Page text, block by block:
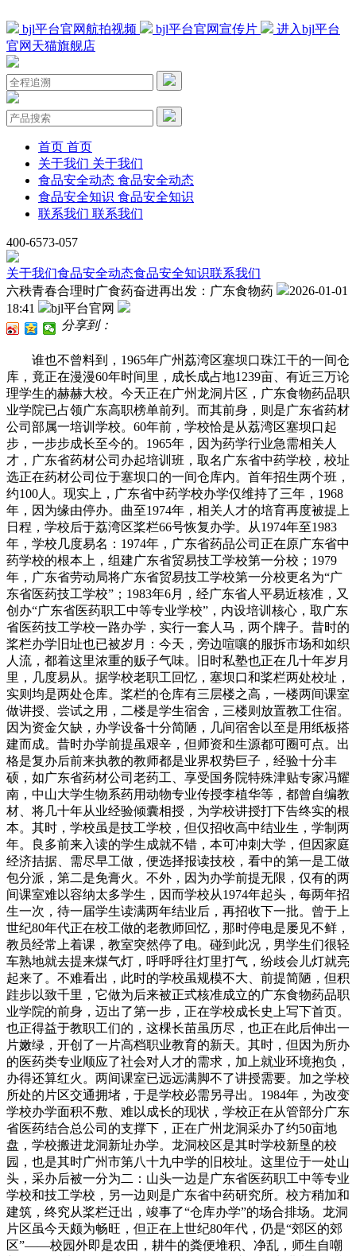
bjl平台官网航拍视频 bjl平台官网宣传片
进入bjl平台
官网天猫旗舰店
首页 首页
关于我们 关于我们
食品安全动态 食品安全动态
食品安全知识 食品安全知识
联系我们 联系我们
400-6573-057
关于我们食品安全动态食品安全知识联系我们
六秩青春合理时广食药奋进再出发：广东食物药
2026-01-01
18:41
bjl平台官网
分享到：
谁也不曾料到，1965年广州荔湾区塞坝口珠江干的一间仓库，竟正在漫漫60年时间里，成长成占地1239亩、有近三万论理学生的赫赫大校。今天正在广州龙洞片区，广东食物药品职业学院已占领广东高职榜单前列。而其前身，则是广东省药材公司部属一培训学校。60年前，学校恰是从荔湾区塞坝口起步，一步步成长至今的。1965年，因为药学行业急需相关人才，广东省药材公司办起培训班，取名广东省中药学校，校址选正在药材公司位于塞坝口的一间仓库内。首年招生两个班，约100人。现实上，广东省中药学校办学仅维持了三年，1968年，因为缘由停办。曲至1974年，相关人才的培育再度被提上日程，学校后于荔湾区桨栏66号恢复办学。从1974年至1983年，学校几度易名：1974年，广东省药品公司正在原广东省中药学校的根本上，组建广东省贸易技工学校第一分校；1979年，广东省劳动局将广东省贸易技工学校第一分校更名为“广东省医药技工学校”；1983年6月，经广东省人平易近核准，又创办“广东省医药职工中等专业学校”，内设培训核心，取广东省医药技工学校一路办学，实行一套人马，两个牌子。昔时的桨栏办学旧址也已被岁月：今天，旁边喧嚷的服拆市场和如织人流，都着这里浓重的贩子气味。旧时私塾也正在几十年岁月里，几度易从。据学校老职工回忆，塞坝口和桨栏两处校址，实则均是两处仓库。桨栏的仓库有三层楼之高，一楼两间课室做讲授、尝试之用，二楼是学生宿舍，三楼则放置教工住宿。因为资金欠缺，办学设备十分简陋，几间宿舍以至是用纸板搭建而成。昔时办学前提虽艰辛，但师资和生源都可圈可点。出格是复办后前来执教的教师都是业界权势巨子，经验十分丰硕，如广东省药材公司老药工、享受国务院特殊津贴专家冯耀南，中山大学生物系药用动物专业传授李植华等，都曾自编教材、将几十年从业经验倾囊相授，为学校讲授打下告终实的根本。其时，学校虽是技工学校，但仅招收高中结业生，学制两年。良多前来入读的学生成就不错，本可冲刺大学，但因家庭经济拮据、需尽早工做，便选择报读技校，看中的第一是工做包分派，第二是免膏火。不外，因为办学前提无限，仅有的两间课室难以容纳太多学生，因而学校从1974年起头，每两年招生一次，待一届学生读满两年结业后，再招收下一批。曾于上世纪80年代正在校工做的老教师回忆，那时停电是屡见不鲜，教员经常上着课，教室突然停了电。碰到此况，男学生们很轻车熟地就去提来煤气灯，呼呼呼往灯里打气，纷歧会儿灯就亮起来了。不难看出，此时的学校虽规模不大、前提简陋，但积跬步以致千里，它做为后来被正式核准成立的广东食物药品职业学院的前身，迈出了第一步，正在学校成长史上写下首页。也正得益于教职工们的，这棵长苗虽历尽，也正在此后伸出一片嫩绿，开创了一片高档职业教育的新天。其时，但因为所办的医药类专业顺应了社会对人才的需求，加上就业环境抱负，办得还算红火。两间课室已远远满脚不了讲授需要。加之学校所处的片区交通拥堵，于是学校必需另寻出。1984年，为改变学校办学面积不敷、难以成长的现状，学校正在从管部分广东省医药结合总公司的支撑下，正在广州龙洞采办了约50亩地盘，学校搬进龙洞新址办学。龙洞校区是其时学校新垦的校园，也是其时广州市第八十九中学的旧校址。这里位于一处山头，采办后被一分为二：山头一边是广东省医药职工中等专业学校和技工学校，另一边则是广东省中药研究所。校方稍加和建筑，终究从桨栏迁出，竣事了“仓库办学”的场合排场。龙洞片区虽今天颇为畅旺，但正在上世纪80年代，仍是“郊区的郊区”——校园外即是农田，耕牛的粪便堆积、净乱，师生自嘲新校区是“牛屎堆学校”。碰到雨天，道泥泞，师生进出学校必需挽裤脚。因为这里离市区太远，少数教职工嫌学校迁址上班未便，索性告退不干，而大大都教职工仍是垂头丧气地正在新校区投入了工做。初建之时，校园里黄土裸露，教员们便操纵午休时间正在校内种树，但愿能给这片新校园多些绿意、添些荫凉。40多年后，这些亲手植下的树早已亭亭如盖。现在，老教师们每行走于林荫校道，都想起昔时大师顶着骄阳培土浇水的场景，不觉感伤光阴飞逝，昔时洒下的汗水已化做今日这片浓荫，默默守护着一代代学子。1986年3月，广东省人平易近同意正在广东省医药职工中等专业学校根本上成立“广东省医药学校”，学校规模为600人，内设培训部，担任培训广东省医药系统退职职工，学校成立后，撤销广东省医药职工中等专业学校。广东省医药学校附属于省医药办理局，取广东省医药技工学校归并办学，继续实行一套人马，两个牌子。也恰是从1986年9月起头，学校招收通俗中专生，成为一所集中专、中技、行业培训为一体的分析性职业手艺学校。搬入龙洞后的学校快速成长，规模日渐强大。上世纪90年代，医药成为广东向阳财产，学校成长乘势而上，慎密对接行业需求，鼎力拓展药学相关专业，先后增设了药物阐发、药物制剂工艺、医药保健品等专业标的目的，招生规模显著扩大，为兴旺成长的广东医药财产输送了多量急需的专业人才。其间，师资成为限制学校成长的主要一环。因为学校地处龙洞，地舆偏僻，师资欠缺成为成长瓶颈。为解此困，学校摸索出“三驾马车”并行之：培育自有教师、大量外聘行业专家、引进高校人才。外聘代课教师成为处理师资欠缺最间接无效的体例。学校普遍礼聘来自广东药学院等高校的教师、行业内经验丰硕的手艺，以至吸纳系统内退休的干部担任兼职教师。高峰期，全校外聘教师数量曾一度接近70人。但校方也认识到，外聘并非长久之计，靠外部援帮难以持续，于是从1984年起，校方持续数年聘请教师，广纳贤才。正因如斯，昔时有诸多外省教师前来学校，他们中的绝大部门都是全日制本科院校结业，专业学问结实，实践经验丰硕，正在学校此后几十年成长中，阐扬着十分主要的感化。因为办学面积和硬件前提所限，正在上世纪80年代至90年代初期，广东省医药学校招生规模被严酷节制正在640人以内。起色呈现正在1994年。正在国度鼎力成长职业教育的政策春风下，广东省起头注沉职教成长。此时，虽然广东省医药学校硬件亏弱，但专业劣势凸起，因而被广东省高教厅“点名”，并于同年取省高教厅、省医药办理局（药监局前身）签订三方和谈，方针是正在2000年前共建成为国度级沉点中专。升级之伴跟着严酷的评估系统：需顺次通过及格评估、二级评估（省沉点）、一级评估，最终冲刺国度级沉点（以下简称“国沉”）。每一步都面对经费匮乏、地盘不脚、师资严重、设备掉队等庞大压力。做为行业办学学校，医药局本身经费严重，无其他财力雄厚的行业般赐与学校充脚支撑，时任校带领常感焦头烂额。其时以至有“当什么都别当职校校长”的说法，道尽了职校办学的艰苦。广东省医药学校时任校带领为记者讲述了一段评估期间的旧事：1997年申请二级评估（省沉点）时，初来摸底的专家组对学校的破败气象曲摇头，认为升级无望。幸而正在省高教厅相关同志的争取下，学校获得了一个暑假的“翻身”时间。虽然经费一贫如洗，校方仍是对其时的两栋次要建建（讲授楼、实训楼）进行告急“拉网式”翻新，道；另一方面，向企业求援，拉回一批制药设备充分实训室。冲刺省沉点学校是一段艰辛却又燃烧的岁月：时值盛夏假期，全员驻校备和评估。拾掇材料的同志常工做至凌晨；暑热无空调的办公室里，汗水洇湿了成摞的评估稿纸……为了让全体教职工能奋和正在一线，学校时任党委还到学校后厨当伙食员，每天晚上四五点就起床给大师做饭。“省高教厅的同志第二次来看，曲说一个月大变样！”学校一老教师回忆起过往，感伤良多，“高教厅也晓得其时中专学校经费不脚、根本亏弱，并且师资步队是一个很大的问题，推我们一把，逼我们上条理、上台阶、起步飞跃，能够说存心良苦！”自1998年晋升省沉点中专后，正在省高教厅“又推又扶又敦促”的驱动下，学校再度踏上国度级沉点中专的评估之。晋升国沉面对更严苛的地盘目标：国度尺度要求占地面积需达150亩，而广东省医药学校其时仅占地60余亩——这成为限制成长的新瓶颈。环节时辰，省医药办理局做出主要决策：鞭策学校取同样面对体系体例窘境（由全额拨款转为自收自支）、资本闲置的广东省中药研究所归并。研究所具有专业人才和一批设备，最环节的是，其办公楼、药厂及70亩的地盘资本恰是学校所急需的。归并后，学校占地面积增至130余亩，通过矫捷操纵政策（如租用、合用周边地盘），根基满脚了国沉评估的地盘要求，同时吸纳了研究所39名正在编人员，强大了师资和科研力量。搬入龙洞校区后的广东省医药学校，成长步入快车道，特别从上世纪90年代中期起头，每隔数年便“提级换挡”——1998年，学校从通俗中专晋升为广东省沉点中专；2000年5月，学校又从省沉点中专晋升为全国沉点中专，曲至2003年升格至高职。短短几年，低程度的中专学校跃升为大专，如许的速度，也可谓职教界的一段“传奇”。进入千禧年，广东职业教育界兴起中职升格高职的高潮，一批办学根本结实、人才培育成效显著的中职学校接踵升格为高职院校。正在此布景下，其时已是国度沉点中职的广东省医药学校，也融入了这股升格大潮。2000年5月末的广州，暑气已蒸腾而起。一位露宿风餐的青年人背着简略单纯行囊，踏进广东省医药学校。这位刚从湖南某校副校长任上调来的新校长，恰是日后帮推学校迈上新台阶的主要人物——严振。正在抵达校门前，严振仍怀揣着对沿海发财地域学校的想象——曲到亲眼看见蜷缩正在小山包上的校园：斑驳的旧楼取省中药研究所的平房勉强拼合成讲授区，四周农田正在旱季便构成环校水域，严振方感遭到，本人好像文学做品中的“鲁滨逊”，来到了一处“孤岛”。而学校成长的窘境不只办学面孔：全校教师仅1名研究生，其余多为本科以至中专学历；更紧迫的是上级下达的“军令状”——三年内完成中职升格高职的使命。一场突围和就此拉开序幕。学校正在资金一贫如洗的环境下，出力开垦后山荒地，教职工亲手斥地出岭南首家校内中药园，又建标本馆，收列珍稀标本取器具。其时局带领如斯评价学校：“前提艰辛，特色明显。”另一方面，学校下功夫提拔师资力量，对外引进高学历人才，对内实施“内练工程”。取此同时，严振力排众议奉行绩效，要求划一职称下，教师岗亭金比行政岗更高。这一行动激发了教师教书育人的积极性，为后续招徕高条理人才埋下伏笔。2000年后，学校招生规模慢慢扩大，学校的育人模式发生调整，起头实施“2+1”模式——前两年，学生正在学校进行专业根本课、专业理论课和专业技术课进修，控制职业岗亭必备的专业理论和根基技术；最初一年到企业或相关的单元去着沉接管职业技术培训。如许学生不只能正在出产实践中获得技术，还为学校腾出了更充脚的面积。2002年，第一批试点班级出校练习，没想到结果出奇地好。企业反馈，学生实践能力提拔了，还有企业感觉学生表示好，间接给发了练习工资。家长们也很欢快，感觉孩子既能学本领又能挣钱，一举两得。今天看来，“2+1”是中职学校的“寻常操做”，但20多年前，广东省医药学校初次摸索之时，是受现实前提所限、“穷则思变”的不得已为之。这个不只处理了其时的场地难题，更主要的是让学校找到了职业教育的特色之，成为其他职业学校纷纷效仿、进修的对象。还值得一提的是，学校正在校企合做方面的立异摸索。校中厂、厂中校，是当下很多职业院校办学的径之一，不外，少有人知的是，这一模式最早的践行者也是广东省医药学校。20年前，广东省医药学校测验考试正在校内办厂、厂内办学——学校将烧毁仓库改建成GMP尺度实训车间，微型片剂出产线、胶囊填充机等设备全按实正在药厂等比例缩小，模仿取工场同样的实正在出产场景；此外，学校还取扬子江药业共建“科学城讲授”，学生正在药品出产线旁上课，根基实现了学校取企业“无缝对接培育”。多年来，学校师生有个配合的心愿，就是将广东省医药学校这所国度级沉点中职升格成高职。现实上，正在学校正式获批高职前，已有四年测验考试“借窝办学”的经验——从1999年到2003年，广东省医药学校依托广东交通职业手艺学院的牌子办高职班，广东交通职业手艺学院教师前来中职讲课，学生结业后可拿广东交通职业手艺学院和广东省医药学校的结业证。委培只是过渡期的权宜之计。这一体例曾异常目光。昔时担任招生的老同志回忆，本人正在派发宣张之时，被旁人称“骗子又来了”，可一窥其时招生工做的尴尬处境。2001年春天，学校将升格材料递呈广东省，申报名称“广东省医药职业手艺学院”。彼时正值全国中职升格高潮，但政策，医药类院校需教育部间接审批，而其他类别只需省级核准。因为广东省医药学校涉及行业特殊，因而改名须由教育部核准、支撑。环节转机点正在于，学校获得他人的主要，改名以存空间。原拟用名“广东药科职业手艺学院”被调整，新名称需同时合适办学定位和教育部的专业目次规范。经研究，学校最终选定“广东化工制药职业手艺学院”这一校名。这一名称的制定根据正在于：教育部专业目次中设有“化工取制药类”专业分类，取该校规划开设的专业高度契合。改名方案由省级间接核准后，于2003年成功通过教育部存案。此次改名既精准对接了国度专业目次系统，又操纵处所审批通道，使学校正在免于从头评估的环境下，成功完成办学天分升级。获批当日，严振正在已苦等数日。得知这一好动静后，严振立马德律风奉告正在校师生，庆贺的鞭炮声登时响彻校园表里。2003年5月，教育部存案函终究送达。此时高考意愿填报已起头。因而，广东化工制药职业手艺学院于2004岁首年月次招生，正式以高职身份办学。同年，学校送来了一员女将——组织放置广东省药监局原人事教育处处长程辛荣同志担任学校党委，她于2004年7月2日正式到任——彼时，学校刚从沉点中专升格高职不久。“我本人正在省药监局人事教育处任职时，就一曲对接学校事务，这份豪情局里都看正在眼里。”程辛荣说。这位新前来报到那天，校园还留着中专的印记：正在编教职工130余人，加上临聘不外170人。讲授机构仍按“教研室”设置，专科办学还要借其他学院表面招生。其时全校共设三个专业：中药、制药、药学，首届高职生不外几百人。新上任三个月之际，就启动了全员竞岗。2004年11月4日完成中层干部调整，这是环节转机。“我们定下硬老实：系从任必需硕士以上或正高职称。”这个尺度正在其时很超前，却为后来成长埋下伏笔。现在看来，这一老实成为学校起飞的“破局之策”。学校还实施“腾位引才”的策略——校方间接给高条理人才以院长职位，原院长则转任。自2006年起，广东食物药品职业学院正在不到十年的时间内，连续引进来100多名博士。几位现在已是二级学院的院长都是正在那时进入学校的，他们认为，“专家治校、博士治学”这一“超前之举”，为整个职业教育界带来一股新风，全体带动了学科专业的成长，成为学校成长的中坚力量。而今天看来，昔时顶着压力奉行全员聘用制、打破职称论资排辈的，要尤为感激肯让位的“老药校人”，正在学校成长中，他们不啻为功臣。而校园空间的拓展同样是一场“硬仗”。彼时的龙洞老校区仅仅130亩，学院成长极大受限。程辛荣带工头子频频驰驱，从跑部分、递材料、沟通协调到最终获批，没有委托任何中介机构，全凭着学院同仁对教育事业的，一点一滴、亲力亲为“跑”下来。“我把那份还带着冷气的批函带回团拜会现场，整个会场沸腾了。大师争相传看，脸上写满了冲动取喜悦。正在阿谁寒冷的春节前夜，这份来自市的厚礼，被我们由衷地称为‘献给全体教职工最好的春节礼品’！”程辛荣暗示，正在其时广州用地严重布景下，这块原属农村经济成长用地的划拨，正表现了广州市对职业教育实实正在正在的支撑。除此之外，学校先后测验考试兼并中职、参取钟落潭职教城扶植等方案，最终先后正在河汉区大不雅中和白云区钟落潭获得近千亩地盘。现广东省食物药品职业手艺学校（原广东地质学校，后改名为广东省河山资本职业手艺学校）也正在其时插手广东食物药品职业学院的。正在短短几年时间内，其成功从一所办学坚苦、专业亏弱的中职，转型为特色明显的食物医药卫生类职业学校，不只处理了大量学生就读优良中职的社会需求，也为后来学院构成高职带动中职，建立“中-高-本”彼此贯通的现代职业教育系统奠基了主要根本。取此同时，一场紧扣广东财产脉搏的专业变化正正在发酵。2004年国度食药监局成立，学校灵敏捕获到监管本能机能扩大带来的机缘，正在“化工制药”的框架下，增设了食物查验专业，并做出更斗胆的测验考试——开办全国首个医疗器械营销专业。但首届招生“滑铁卢”：仅4人报名，不得不并入药品营销班讲课。谁也没料到，这个专业十年后竟成长为年招生超千人的二级学院。缘由正在于校方“专业随财产起舞”的策略：彼时，广东医疗器械产值占全国70%时，学校增设医疗器械制制取专业；待化妆品财产正在白云区堆积3000多家企业，又抢先申报化妆品手艺专业，冲破“精细化工”保守学科定名。“企业需要什么人才，我们就建什么专业。”严振回忆，这使学校正在2007年改名广东食物药品职业学院时，已完成七大专业群的结构。改名后新增食物、化妆品、软件等专业，正在校生规模三年翻了两番。最难忘的是护理专业扶植，从中山医挖来的博士团队，带着学生把实训室建成了全省标杆。时任学校党委程辛荣回忆：“我和校长分工明白，他从抓讲授，我担任党建和资本拓展。其时参照江苏经验制定的党委会议轨制，沿用至今。其时提出‘专业建正在财产链上’，当时的广食药，紧跟着从管单元监管本能机能的扩大而调整专业扶植，省药监局有化妆品监管本能机能，我们也开设化妆品专业，现正在化妆品专业群能成全国标杆，恰是那时打下的根本。”改名仅是起点，成长未有穷期。踏入高职序列之后，广东食物药品职业学院并没有正在“升格”的喜悦中久留，而是进一步从头审视本身，正在几任、校长的接续勤奋下，沿着“做大—做强—做优”的内正在逻辑，逐渐走出了一条取国度计谋同向、取财产成长同步、取社会需求同业的逾越之。2010年，学校由省食物药品监视办理局划归广东省卫生厅办理，并于2011年正式由广东省卫生厅接管。学校也进一步明白了办学定位，树立“大卫生”，承担了广东省卫生厅、广东省食物药品监视办理局、广东省教育厅三个系统的人才培育本能机能，为健康事业培育高端高档职业化人才。体系体例归口的变化，使学校的专业结构从单一的药学范畴，拓展为“食药妆械”取卫生健康并沉的大健康板块，逐渐嵌入广东“食物药品大省”“西医药强省”的财产邦畿。2016年，是学校成长史上又一个被频频提起的年份。这一年，学校入选广东省一流高职院校扶植单元，迈入省内高职“第一方阵”；同年11月，学校及曲属事业单元成建制划转省教育厅办理，完全融入教育从渠道。正在省教育厅多年鼎力指点和关怀支撑下，正在历届学校带领班子工做的根本上，现正在学校龙洞校区设备显著提拔，白云校区扶植更是加快落成，师生们的风貌取校园活力随之面目一新。“从行业办学到教育厅办理，这是一个底子性改变。”学校党委指出，“以前我们更多是环绕行业需求制定培育方针，现正在才实正起头按着现代职业大学尺度，全面建立起规范的办学体系体例机制，进入成长新阶段。”体系体例划转之初，学校带领班子调整大、干部步队不齐，一度陷入转型阵痛。学校党委深刻认识到，必需起首处理“人”的问题，才能沉塑办学治校生态。“要把党建建强，提高下层党组织组织力和和役力，干部步队要配齐，这是完成工做的最根基保障。”学校党委指出了破局之道，并进一步完美党委会议事法则和校长办公会议事法则，完美“第一议题”和下层党组织议事规程等轨制系统，把“党委把标的目的、管大局、做决策，校长抓施行、促成长”落细到每一项议题和流程；同时，摸索“一体两翼”的组织育人模式，将党组织工做取讲授科研、学生成长深度嵌入办学全过程。党建工做的结实推进，不只使学校生态面目一新，也使得老实认识、轨制认识深切，为后续“双高”扶植打通了“”。现在，学校党建工做已实现质的飞跃：国度级党建样板支部、省级党建标杆院系取样板支部、典型案例等实现“量质齐优”的冲破，从题教育、下层党建工做多次获上级“好”的等次评价。2019年，一则动静让学校上下群情振奋：学校获批“中国特色高程度高职学校和专业扶植想划”（以下简称“双高打算”）扶植单元，中药学专业群成功入选高程度专业群扶植序列。“入选‘双高打算’之后，最的是规定扶植方针。”现任党委赵为平易近回忆，学校组织专家座谈，各方分歧认为必需定高方针才能脱颖而出。彼时学校正处成长攻坚阶段：新校区扶植进入环节期，资本统筹压力庞大；产教融合亟待深化，专业特色尚需凝练……坐正在成长的十字口，学校再次发扬从中专到高职逾越时的气质，决然选择对准高程度方针，实现逾越式成长。“虽然坚苦沉沉，但大师自觉提出高方针的士气和空气让我。”赵为平易近说。而从后来的成长来看，也恰是广食药人这份逃求取敢于“摸高”的气质，为后续的双高扶植注入了强大动力。“双高打算”成为了学校高质量成长的环节通道。若何正在一众高职院校中找准“赛道”、办出特色？学校把目光锁定正在两个环节点上：专业要钉正在财产链上，办事要扎正在广东大地上。学校环绕省“健康广东”和粤港澳大湾区大健康财产结构进行系统谋划，紧盯生物医药、软件取消息办事、现代农业取食物等万亿级财产集群，整合构成“中药学、药学、药物制剂手艺、医疗器械手艺、健康办理、护理、食物平安、化妆品手艺、软件消息手艺”九大专业群，涵盖8个专业大类54个专业集群。此中，中药学、食物质量取平安、药物制剂手艺、医疗器械取办理、化妆品手艺等专业群，对接先辈制制业；药学专业群对接计谋性新兴财产；护理、健康办理、西医摄生保健等专业群，集中面向现代办事业和健康办事业，职业教育顺应性不竭加强。进入“双高”扶植期，学校的成长步子迈得更快、气焰亦更脚。2020年，学校增设“针灸按摩”专业，获批为首个国度节制高职专业点，西医康复和摄生保健这条线有了更完整的专业支持。统一年，中药学专插本试点启动，取本科高校结合培育，学校第一次正在中药范畴打通了“高职—本科”的人才培育立交桥。随后两年，技术大赛、“4+0”协同培育、专升本、三二分段、中高职贯通等多种径连续铺开，从中药学到健康办理、从药物制剂到医疗器械，一条条“上升通道”被打通——专业不再只是为岗亭“输血”，而是沿着财产链向高端延长。正在更高条理、更大范畴的产教融及格局中，学校不竭拓展“伴侣圈”。早正在2008年牵头成立的广东食物药品职业教育集团，履历十余年成长已汇聚900余家单元。2020年，集团入选首批国度示范性职教集团培育单元，成为毗连、行业、企业、院校的“纽带平台”。正在国际化方面，学校则以更的姿势世界，也把世界引进讲堂。学校国际交换核心从任侯松回忆，学校早正在2004年省教育厅激励高职学校开展中外合做办学时便响应号召，成为了省内最早申报中外合做办学立项院校之一。近年来，跟着“教随产出、产教同业”成为职教出海焦点内涵，学校聚焦西医药范畴，参取西医药鲁班工坊合做配合体、中国-东盟护理专业高质量成长联盟等国际组织，鞭策“广食药”尺度世界。学校打制西医药文化传承、健康办理等五个“国际培训包”，正在亚、非、欧三大洲18个国度落地，累计培训境外取企业员工4460人次。2019年，学校送来了首批老挝国际留学生，国际化办学迈出本色性程序。就正在本年秋季，老挝女孩端珍也不远万里来到广州，成为了广东食物药品职业学院药学院的一名留学生。当很多同龄人巴望成为商人、工程师时，她暗示，本人想学好药学，回到老挝开一家本人的药店，当一名配药师。二十余年深耕，学校国际交换丰盛：持续入选“亚太职业院校影响力50强”“中国职业院校世界合作力50强”，多次获评“职业教育国际合做典型院校”；2023年，健康办理专业通过UK NARIC(现UK ENIC）国际评估认证，成为我国高职健康办理类首个获此认证的专业。2025年9月，学校再次成功进入第二期国度“双高打算”，“药物制剂”专业群成为新一期“双高打算”立项扶植专业群，这成为学校送来建校60周年之际的一份汗青献礼，也为新征程的壮阔画卷写下了开篇——10月，跟着白云新校区正式启用，学校“一校三区”联动办学款式全面构成。“新校区的启用，不只极大拓展了我们的办学空间，更主要的是为学校争创本科职业手艺大学，奠基了根本。”学校党委暗示，白云校区将依托白云区雄厚的化妆品、物流等财产根本，沉点深化产教融合，鞭策校政行企全面协同成长，正在继续办事区域经济成长中持续绽放广食药荣耀。新时代新征程，回望这六十年风雨兼程，从塞坝口的方寸之地，从学生数不到百人，到现在“一校三区”、2万余人的办学规模，广东食物药品职业学院的成